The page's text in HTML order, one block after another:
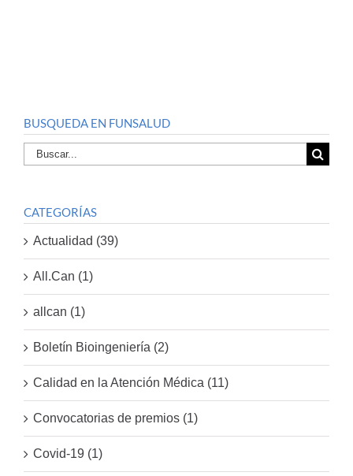
BUSQUEDA EN FUNSALUD
Buscar
por:
CATEGORÍAS
Actualidad (39)
All.Can (1)
allcan (1)
Boletín Bioingeniería (2)
Calidad en la Atención Médica (11)
Convocatorias de premios (1)
Covid-19 (1)